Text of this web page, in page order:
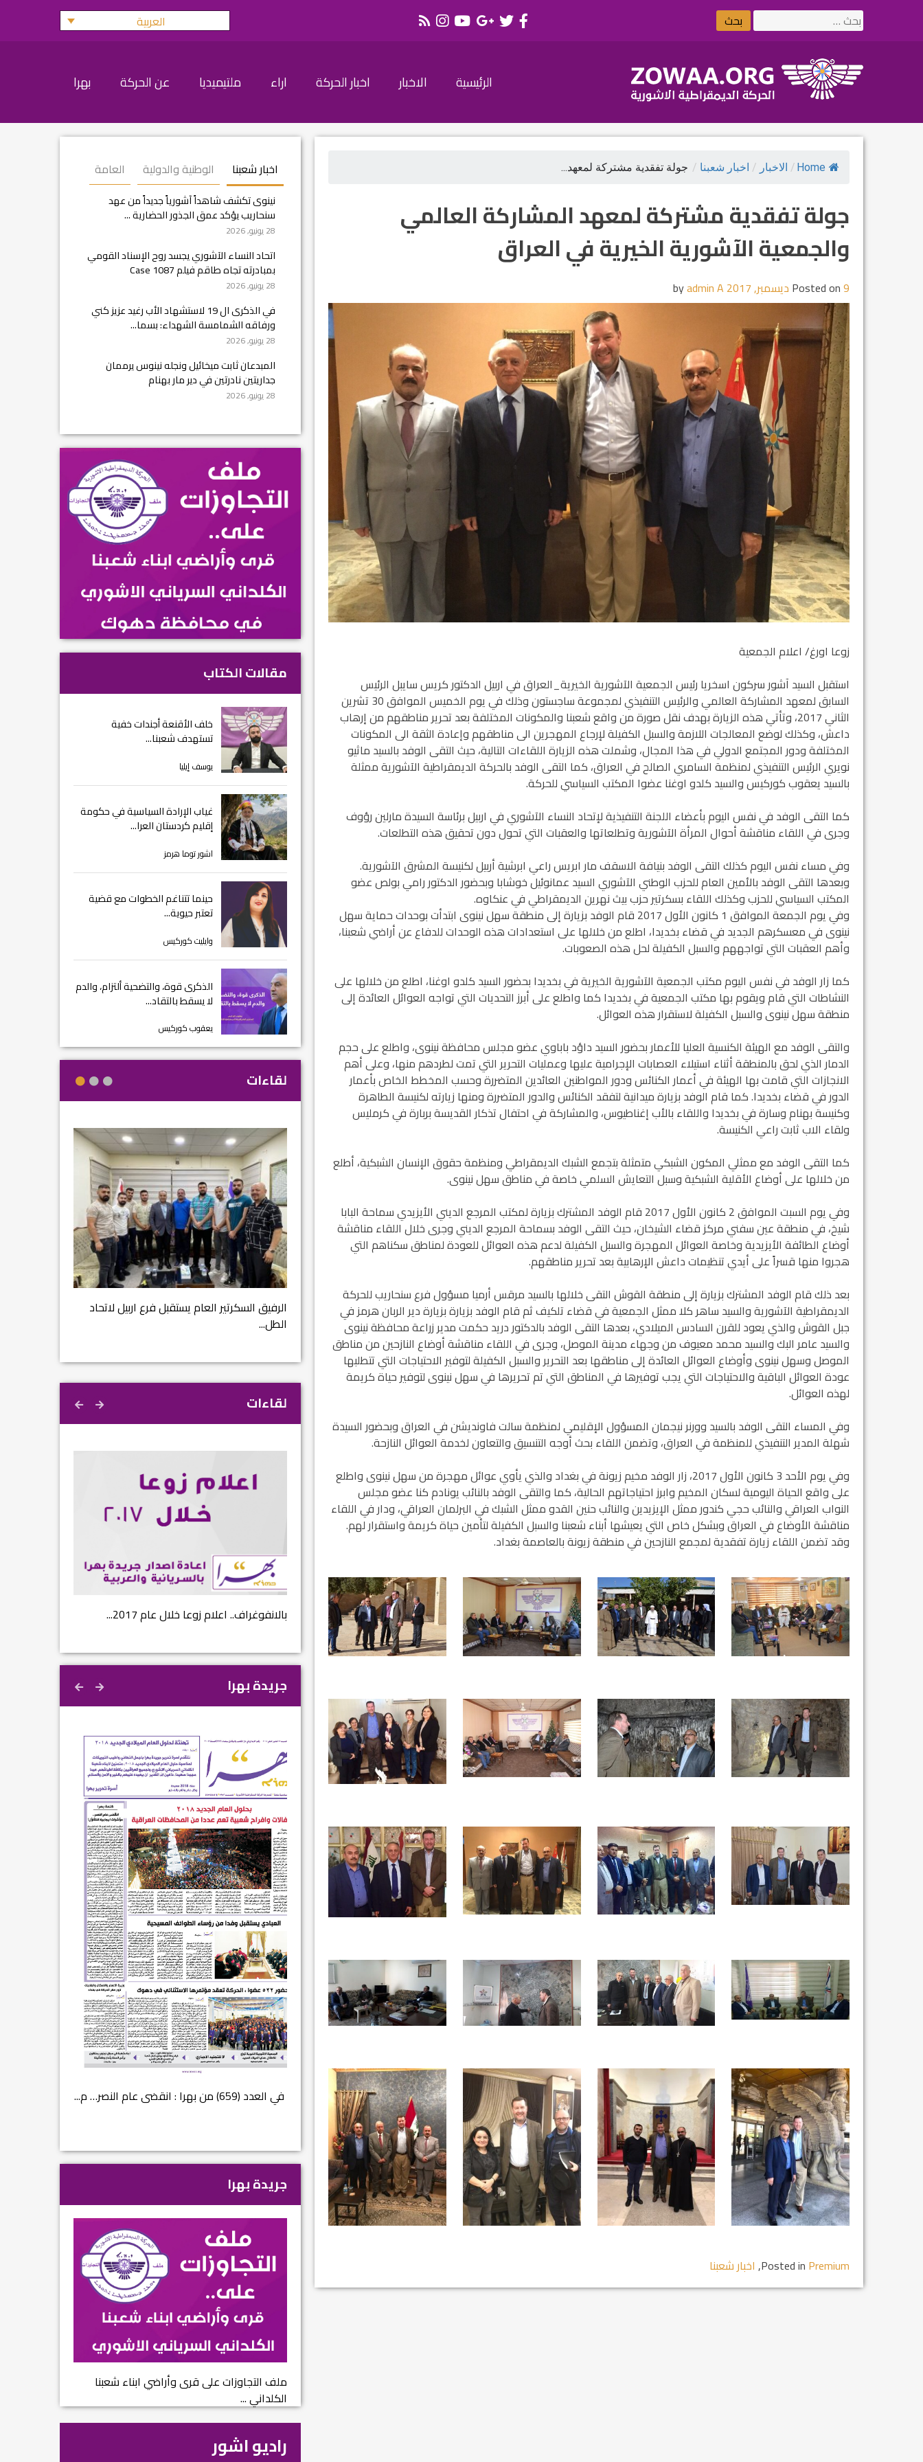
البحث
عن:
العربية
الرئيسية الاخبار اخبار الحركة اراء ملتيميديا عن الحركة بهرا
Home
/ الاخبار / اخبار شعبنا / جولة تفقدية مشتركة لمعهد...
جولة تفقدية مشتركة لمعهد المشاركة العالمي
والجمعية الآشورية الخيرية في العراق
Posted on9 ديسمبر, 2017 admin A
زوعا اورغ/ اعلام الجمعية
استقبل السيد آشور سركون اسخريا رئيس الجمعية الآشورية الخيرية_العراق في اربيل الدكتور كريس سايبل الرئيس
السابق لمعهد المشاركة العالمي والرئيس التنفيذي لمجموعة ساجستون وذلك في يوم الخميس الموافق 30 تشرين
الثاني 2017، وتأتي هذه الزيارة بهدف نقل صورة من واقع شعبنا والمكونات المختلفة بعد تحرير مناطقهم من إرهاب
داعش، وكذلك لوضع المعالجات اللازمة والسبل الكفيلة لإرجاع المهجرين الى مناطقهم وإعادة الثقة الى المكونات
المختلفة ودور المجتمع الدولي في هذا المجال، وشملت هذه الزيارة اللقاءات التالية، حيث التقى الوفد بالسيد ماثيو
نويري الرئيس التنفيذي لمنظمة السامري الصالح في العراق، كما التقى الوفد بالحركة الديمقراطية الآشورية ممثلة
بالسيد يعقوب كوركيس والسيد كلدو اوغنا عضوا المكتب السياسي للحركة.
كما التقى الوفد في نفس اليوم بأعضاء اللجنة التنفيذية لإتحاد النساء الآشوري في اربيل برئاسة السيدة مارلين رؤوف
وجرى في اللقاء مناقشة أحوال المرأة الآشورية وتطلعاتها والعقبات التي تحول دون تحقيق هذه التطلعات.
وفي مساء نفس اليوم كذلك التقى الوفد بنيافة الاسقف مار ابريس راعي ابرشية أربيل لكنيسة المشرق الآشورية.
وبعدها التقى الوفد بالأمين العام للحزب الوطني الآشوري السيد عمانوئيل خوشابا وبحضور الدكتور رامي بولص عضو
المكتب السياسي للحزب وكذلك اللقاء بسكرتير حزب بيث نهرين الديمقراطي في عنكاوه.
وفي يوم الجمعة الموافق 1 كانون الأول 2017 قام الوفد بزيارة إلى منطقة سهل نينوى ابتدأت بوحدات حماية سهل
نينوى في معسكرهم الجديد في قضاء بخديدا، اطلع من خلالها على استعدادات هذه الوحدات للدفاع عن أراضي شعبنا،
وأهم العقبات التي تواجههم والسبل الكفيلة لحل هذه الصعوبات.
كما زار الوفد في نفس اليوم مكتب الجمعية الآشورية الخيرية في بخديدا بحضور السيد كلدو اوغنا، اطلع من خلالها على
النشاطات التي قام ويقوم بها مكتب الجمعية في بخديدا كما واطلع على أبرز التحديات التي تواجه العوائل العائدة إلى
منطقة سهل نينوى والسبل الكفيلة لاستقرار هذه العوائل.
والتقى الوفد مع الهيئة الكنسية العليا للأعمار بحضور السيد داؤد باباوي عضو مجلس محافظة نينوى، واطلع على حجم
الدمار الذي لحق بالمنطقة أثناء استيلاء العصابات الإجرامية عليها وعمليات التحرير التي تمت لطردهم منها، وعلى أهم
الانجازات التي قامت بها الهيئة في أعمار الكنائس ودور المواطنين العائدين المتضررة وحسب المخطط الخاص بأعمار
الدور في قضاء بخديدا. كما قام الوفد بزيارة ميدانية لتفقد الكنائس والدور المتضررة ومنها زيارته لكنيسة الطاهرة
وكنيسة بهنام وسارة في بخديدا واللقاء بالأب إغناطيوس، والمشاركة في احتفال تذكار القديسة بربارة في كرمليس
ولقاء الاب ثابت راعي الكنيسة.
كما التقى الوفد مع ممثلي المكون الشبكي متمثلة بتجمع الشبك الديمقراطي ومنظمة حقوق الإنسان الشبكية، أطلع
من خلالها على أوضاع الأقلية الشبكية وسبل التعايش السلمي خاصة في مناطق سهل نينوى.
وفي يوم السبت الموافق 2 كانون الأول 2017 قام الوفد المشترك بزيارة لمكتب المرجع الديني الأيزيدي سماحة البابا
شيخ، في منطقة عين سفني مركز قضاء الشيخان، حيث التقى الوفد بسماحة المرجع الديني وجرى خلال اللقاء مناقشة
أوضاع الطائفة الأيزيدية وخاصة العوائل المهجرة والسبل الكفيلة لدعم هذه العوائل للعودة لمناطق سكناهم التي
هجروا منها قسراً على أيدي تنظيمات داعش الإرهابية بعد تحرير مناطقهم.
بعد ذلك قام الوفد المشترك بزيارة إلى منطقة القوش التقى خلالها بالسيد مرقس أرميا مسؤول فرع سنحاريب للحركة
الديمقراطية الآشورية والسيد ساهر كلا ممثل الجمعية في قضاء تلكيف ثم قام الوفد بزيارة بزيارة دير الربان هرمز في
جبل القوش والذي يعود للقرن السادس الميلادي، بعدها التقى الوفد بالدكتور دريد حكمت مدير زراعة محافظة نينوى
والسيد عامر البك والسيد محمد معيوف من وجهاء مدينة الموصل، وجرى في اللقاء مناقشة أوضاع النازحين من مناطق
الموصل وسهل نينوى وأوضاع العوائل العائدة إلى مناطقها بعد التحرير والسبل الكفيلة لتوفير الاحتياجات التي تتطلبها
عودة العوائل الباقية والاحتياجات التي يجب توفيرها في المناطق التي تم تحريرها في سهل نينوى لتوفير حياة كريمة
لهذه العوائل.
وفي المساء التقى الوفد بالسيد وورنر نيجمان المسؤول الإقليمي لمنظمة سالت فاونديشن في العراق وبحضور السيدة
شهلة المدير التنفيذي للمنظمة في العراق، وتضمن اللقاء بحث أوجه التنسيق والتعاون لخدمة العوائل النازحة.
وفي يوم الأحد 3 كانون الأول 2017، زار الوفد مخيم زيونة في بغداد والذي يأوي عوائل مهجرة من سهل نينوى واطلع
على واقع الحياة اليومية لسكان المخيم وابرز احتياجاتهم الحالية، كما والتقى الوفد بالنائب يونادم كنا عضو مجلس
النواب العراقي والنائب حجي كندور ممثل الإيزيدين والنائب حنين القدو ممثل الشبك في البرلمان العراقي، ودار في اللقاء
مناقشة الأوضاع في العراق وبشكل خاص التي يعيشها أبناء شعبنا والسبل الكفيلة لتأمين حياة كريمة واستقرار لهم.
وقد تضمن اللقاء زيارة تفقدية لمجمع النازحين في منطقة زيونة بالعاصمة بغداد.
Posted in Premium
, اخبار شعبنا
اخبار شعبنا الوطنية والدولية العامة
نينوى تكشف شاهداً آشورياً جديداً من عهد
سنحاريب يؤكد عمق الجذور الحضارية ...
28 يونيو, 2026
اتحاد النساء الآشوري يجسد روح الإسناد القومي
بمبادرته تجاه طاقم فيلم Case 1087
28 يونيو, 2026
في الذكرى ال 19 لاستشهاد الأب رغيد عزيز كني
ورفاقه الشمامسة الشهداء: بسما...
28 يونيو, 2026
المبدعان ثابت ميخائيل ونجله نينوس يرممان
جداريتين نادرتين في دير مار بهنام
28 يونيو, 2026
مقالات الكتاب
خلف الأقنعة أجندات خفية
تستهدف شعبنا...
يوسف إيليا
غياب الإرادة السياسية في حكومة
إقليم كردستان العرا...
اشور توما هرمز
حينما تتناغم الخطوات مع قضية
تعتبر حيوية...
وايليت كوركيس
الذكرى قوة، والتضحية ألتزام، والدم
لا يسقط بالتقاد...
يعقوب كوركيس
لقاءات
السكرتير العام يستقبل فرع اربيل لاتحاد
مشروع إنقاذ مدينة النمرود الأثرية.. زوعا أورغ في
كبير...
الرفيق السكرتير العام يستقبل فرع اربيل لاتحاد
الطل...
لقاءات
نتائج الاستفتاء.. بين اعلان الموالاة والمعارضة... بالانفوغراف.. اعلام زوعا خلال عام 2017...
جريدة بهرا
في العدد الجديد من صحيفة بهرا (658): هل
انتهت عملي...
في العدد (659) من بهرا : انقضى عام النصر… م...
جريدة بهرا
ملف التجاوزات على قرى وأراضي ابناء شعبنا
الكلداني ...
راديو اشور